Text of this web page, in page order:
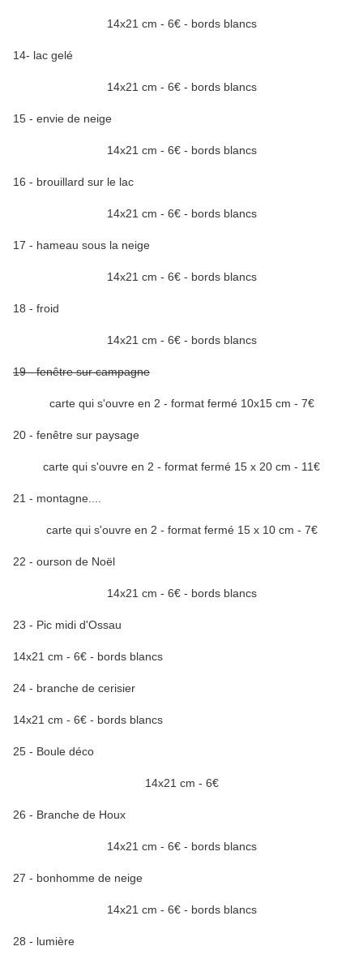
14x21 cm - 6€ - bords blancs
14- lac gelé
14x21 cm - 6€ - bords blancs
15 - envie de neige
14x21 cm - 6€ - bords blancs
16 - brouillard sur le lac
14x21 cm - 6€ - bords blancs
17 - hameau sous la neige
14x21 cm - 6€ - bords blancs
18 - froid
14x21 cm - 6€ - bords blancs
19 - fenêtre sur campagne
carte qui s'ouvre en 2 - format fermé 10x15 cm - 7€
20 - fenêtre sur paysage
carte qui s'ouvre en 2 - format fermé 15 x 20 cm - 11€
21 - montagne....
carte qui s'ouvre en 2 - format fermé 15 x 10 cm - 7€
22 - ourson de Noël
14x21 cm - 6€ - bords blancs
23 - Pic midi d'Ossau
14x21 cm - 6€ - bords blancs
24 - branche de cerisier
14x21 cm - 6€ - bords blancs
25 - Boule déco
14x21 cm - 6€
26 - Branche de Houx
14x21 cm - 6€ - bords blancs
27 - bonhomme de neige
14x21 cm - 6€ - bords blancs
28 - lumière